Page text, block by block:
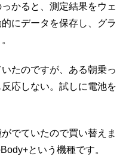
かると、測定結果をウェ
にデータを保存し、グラ
たのですが、ある朝乗っ
応しない。試しに電池を
でていたので買い替えま
という機種です。